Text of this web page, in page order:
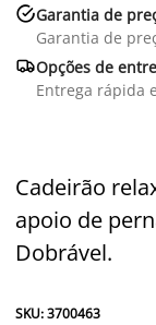
Garantia de
Garantia de
Opções de
Entrega rápida
Cadeirão
apoio de
Dobrável.
SKU: 3700463